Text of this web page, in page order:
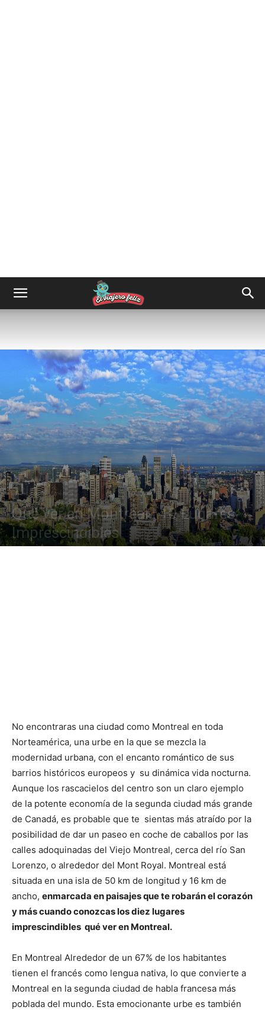
Destinos América
Qué ver en Montreal | 10 Lugares
Imprescindibles
No encontraras una ciudad como Montreal en toda
Norteamérica, una urbe en la que se mezcla la
modernidad urbana, con el encanto romántico de sus
barrios históricos europeos y su dinámica vida nocturna.
Aunque los rascacielos del centro son un claro ejemplo
de la potente economía de la segunda ciudad más grande
de Canadá, es probable que te sientas más atraído por la
posibilidad de dar un paseo en coche de caballos por las
calles adoquinadas del Viejo Montreal, cerca del río San
Lorenzo, o alrededor del Mont Royal. Montreal está
situada en una isla de 50 km de longitud y 16 km de
ancho, enmarcada en paisajes que te robarán el corazón
y más cuando conozcas los diez lugares
imprescindibles qué ver en Montreal.
En Montreal Alrededor de un 67% de los habitantes
tienen el francés como lengua nativa, lo que convierte a
Montreal en la segunda ciudad de habla francesa más
poblada del mundo. Esta emocionante urbe es también